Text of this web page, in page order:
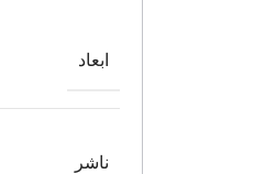
ابعاد
ناشر